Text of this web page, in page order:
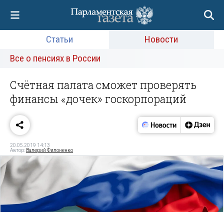
Статьи
Новости
Все о пенсиях в России
Счётная палата сможет проверять
финансы «дочек» госкорпораций
20.05.2019 14:13
Автор: Валерий Филоненко